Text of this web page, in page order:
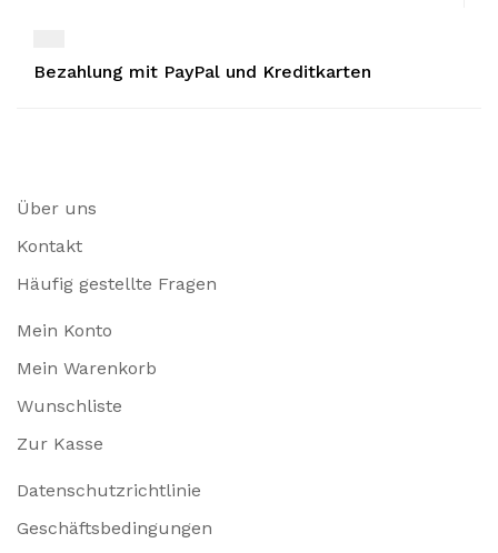
Bezahlung mit PayPal und Kreditkarten
Über uns
Kontakt
Häufig gestellte Fragen
Mein Konto
Mein Warenkorb
Wunschliste
Zur Kasse
Datenschutzrichtlinie
Geschäftsbedingungen